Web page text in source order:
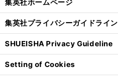
集英社ホームページ
集英社プライバシーガイドライン
SHUEISHA Privacy Guideline
Setting of Cookies